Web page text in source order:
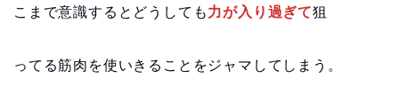
こまで意識するとどうしても力が入り過ぎて狙
ってる筋肉を使いきることをジャマしてしまう。